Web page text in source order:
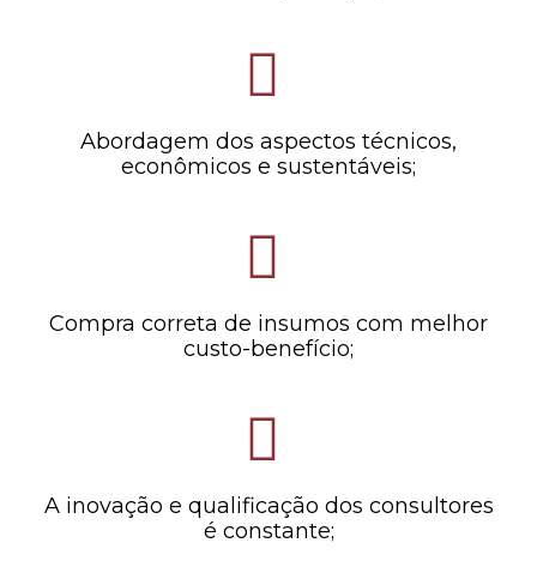
Abordagem dos aspectos técnicos,
econômicos e sustentáveis;
Compra correta de insumos com melhor
custo-benefício;
A inovação e qualificação dos consultores
é constante;